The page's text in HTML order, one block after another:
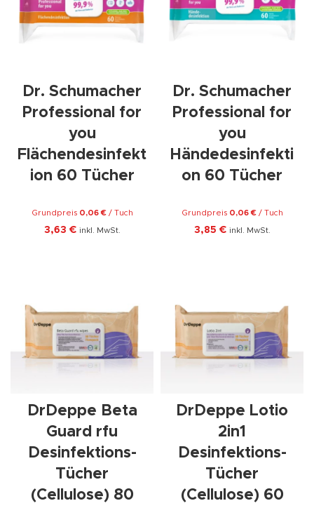
Dr. Schumacher
Professional for
you
Flächendesinfekt
ion 60 Tücher
3,63 € inkl. MwSt.
Grundpreis 0,06€/ Tuch
Dr. Schumacher
Professional for
you
Händedesinfekti
on 60 Tücher
3,85 € inkl. MwSt.
Grundpreis 0,06€/ Tuch
DrDeppe Beta
Guard rfu
Desinfektions-
Tücher
(Cellulose) 80
DrDeppe Lotio
2in1
Desinfektions-
Tücher
(Cellulose) 60